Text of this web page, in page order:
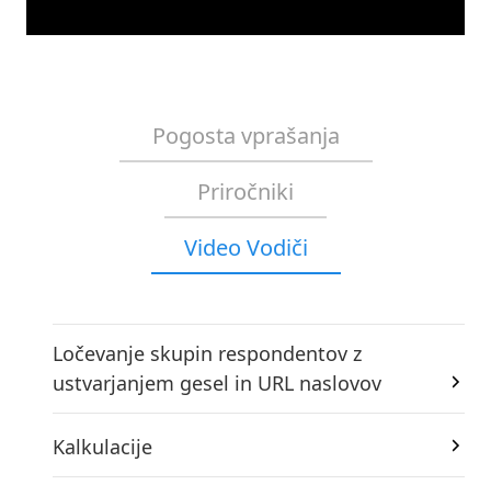
Pogosta vprašanja
Priročniki
Video Vodiči
Ločevanje skupin respondentov z
ustvarjanjem gesel in URL naslovov
Kalkulacije